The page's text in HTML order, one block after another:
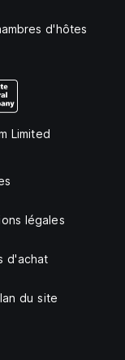
d'hôtes
Limited
légales
d'achat
du site